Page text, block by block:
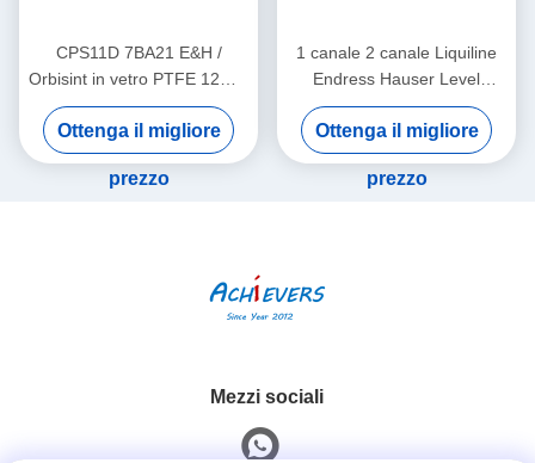
CPS11D 7BA21 E&H /
Orbisint in vetro PTFE 12mm
Endress Hauser Instruments
Sensore pH digitale
Ottenga il migliore
prezzo
1 canale 2 canale Liquiline
Endress Hauser Level
Transmitter CM442-
AAM1A2F010A+AK
Ottenga il migliore
prezzo
Mezzi sociali